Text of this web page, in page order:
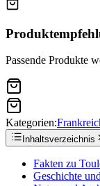
Passende Produkte
Kategorien:
Inhaltsverzeichnis
Fakten zu
Geschichte